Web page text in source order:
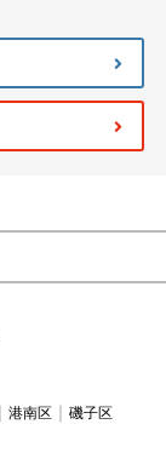
港南区 磯子区